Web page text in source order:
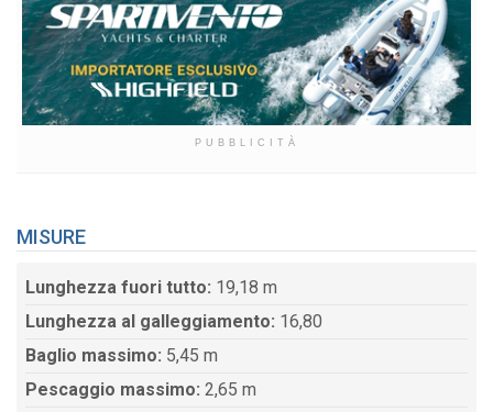
PUBBLICITÀ
MISURE
Lunghezza fuori tutto: 19,18 m
Lunghezza al galleggiamento: 16,80
Baglio massimo: 5,45 m
Pescaggio massimo: 2,65 m